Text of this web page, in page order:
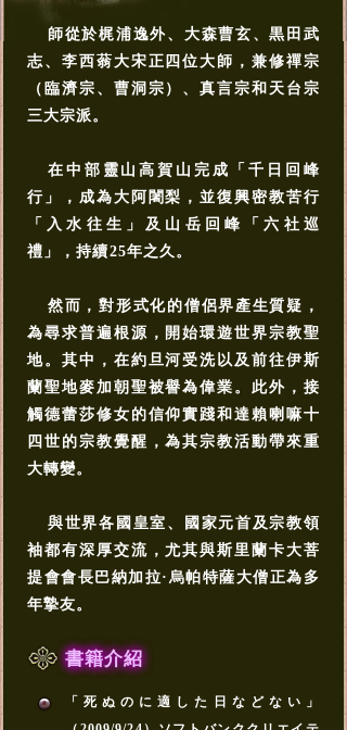
師從於梶浦逸外、大森曹玄、黒田武
志、李西蓊大宋正四位大師，兼修禪宗
（臨濟宗、曹洞宗）、真言宗和天台宗
三大宗派。
在中部靈山高賀山完成「千日回峰
行」，成為大阿闍梨，並復興密教苦行
「入水往生」及山岳回峰「六社巡
禮」，持續25年之久。
然而，對形式化的僧侶界產生質疑，
為尋求普遍根源，開始環遊世界宗教聖
地。其中，在約旦河受洗以及前往伊斯
蘭聖地麥加朝聖被譽為偉業。此外，接
觸德蕾莎修女的信仰實踐和達賴喇嘛十
四世的宗教覺醒，為其宗教活動帶來重
大轉變。
與世界各國皇室、國家元首及宗教領
袖都有深厚交流，尤其與斯里蘭卡大菩
提會會長巴納加拉·烏帕特薩大僧正為多
年摯友。
書籍介紹
「死ぬのに適した日などない」